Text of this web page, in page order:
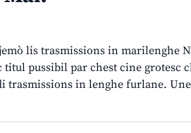
lis trasmissions in marilenghe
pussibil par chest cine grotesc
trasmissions in lenghe furlane.